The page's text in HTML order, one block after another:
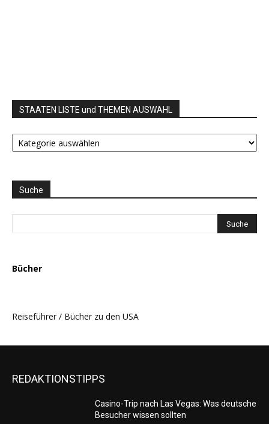
STAATEN LISTE und THEMEN AUSWAHL
STAATEN
LISTE
AUSWAHL
Suche
Bücher
Reiseführer / Bücher zu den USA
REDAKTIONSTIPPS
Casino-Trip nach Las Vegas: Was deutsche
Besucher wissen sollten